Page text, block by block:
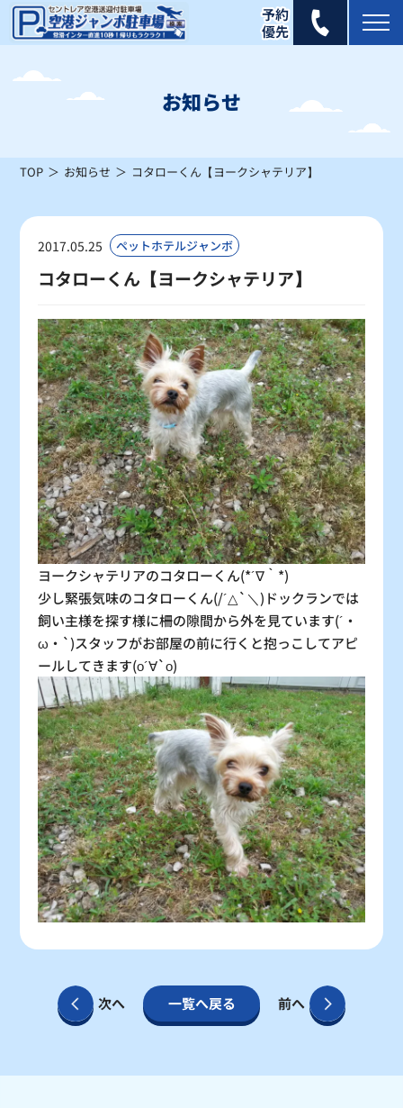
2026年 8月
日
1
×
2 3 4 5 6 7
×
10
△
11
△
12
△
13
× △
△ △ 〇 〇 〇 〇 〇
23
〇
24
〇
25
〇
26
〇
27
〇
28
〇
29
〇
30
〇
31
〇
：シーズン料金 〇：空車
：残り僅か ×：満車
お知らせ
TOP お知らせ コタローくん【ヨークシャテリア】
2017.05.25 ペットホテルジャンボ
コタローくん【ヨークシャテリア】
ヨークシャテリアのコタローくん(*´∇｀*)
少し緊張気味のコタローくん(/´△`＼)ドックランでは
飼い主様を探す様に柵の隙間から外を見ています(´・
ω・`)スタッフがお部屋の前に行くと抱っこしてアピ
ールしてきます(о´∀`о)
次へ 一覧へ戻る 前へ